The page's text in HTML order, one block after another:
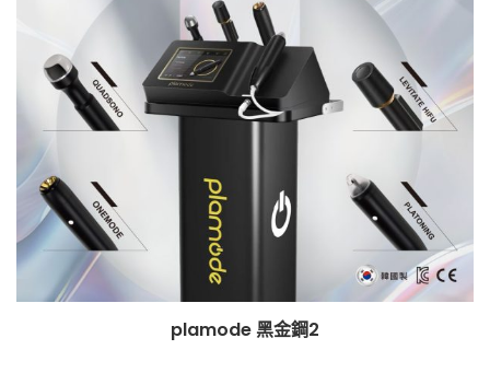
plamode 黑金鋼2